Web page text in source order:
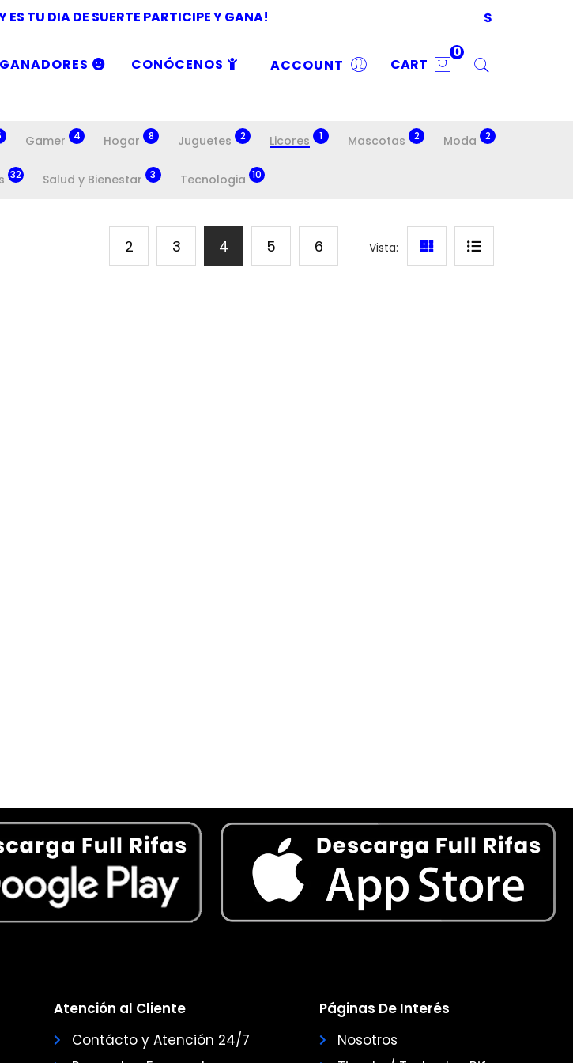
ES TU DIA DE SUERTE PARTICIPE Y GANA! $
GANADORES CONÓCENOS ACCOUNT CART
0
Gamer 4 Hogar 8 Juguetes 2 Licores 1 Mascotas 2 Moda 2
32 Salud y Bienestar 3 Tecnologia 10
2 3 4 5 6 Vista:
Atención al Cliente
Contácto y Atención 24/7
Páginas De Interés
Nosotros